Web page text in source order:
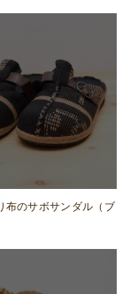
布のサボサンダル（ブ